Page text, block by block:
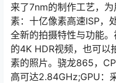
来了7nm的制作工艺，
素：十亿像素高速ISP，
全新的拍摄特性与功能
的4K HDR视频，也可以
素的照片。骁龙865，
高可达2.84GHz;GPU：